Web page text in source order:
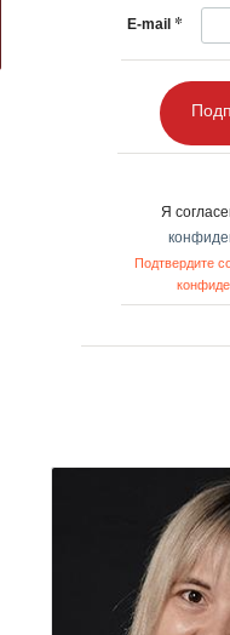
E-mail *
Я
Подтвердите